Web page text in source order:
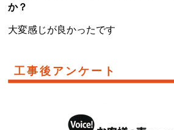
か？
大変感じが良かったです
工事後アンケート